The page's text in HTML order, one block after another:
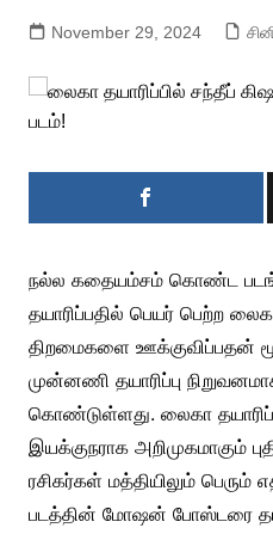
November 29, 2024
நல்ல கதையம்சம் கொண்ட
தயாரிப்பதில் பெயர் பெற்ற
திறமைகளை ஊக்குவிப்பதன்
முன்னணி தயாரிப்பு
கொண்டுள்ளது. லைகா
இயக்குநராக அறிமுகமாகும்
ரசிகர்கள் மத்தியிலும் பெரும்
படத்தின் மோஷன் போஸ்டரை